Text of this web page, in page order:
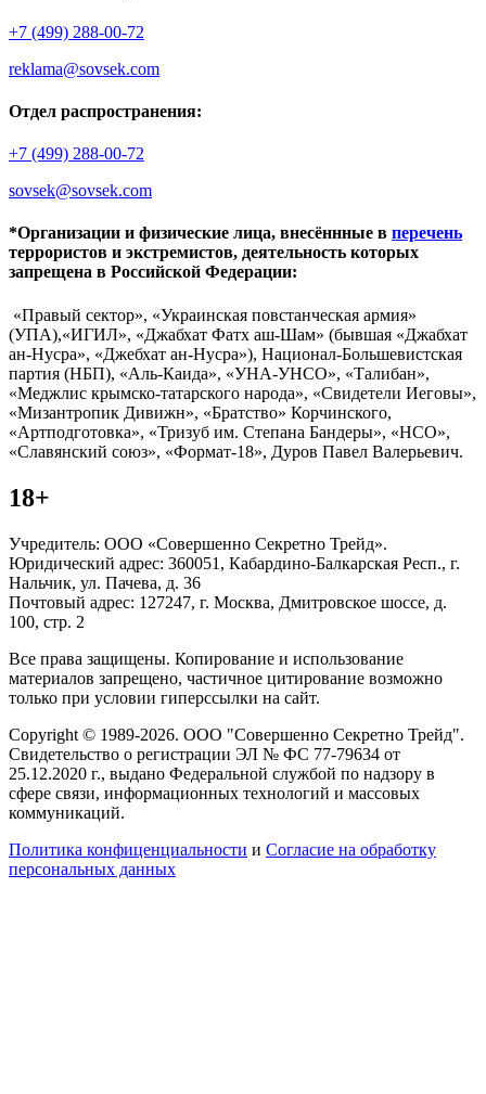
+7 (499) 288-00-72
reklama@sovsek.com
Отдел распространения:
+7 (499) 288-00-72
sovsek@sovsek.com
*Организации и физические лица, внесённные в перечень
террористов и экстремистов, деятельность которых
запрещена в Российской Федерации:
«Правый сектор», «Украинская повстанческая армия»
(УПА),«ИГИЛ», «Джабхат Фатх аш-Шам» (бывшая «Джабхат
ан-Нусра», «Джебхат ан-Нусра»), Национал-Большевистская
партия (НБП), «Аль-Каида», «УНА-УНСО», «Талибан»,
«Меджлис крымско-татарского народа», «Свидетели Иеговы»,
«Мизантропик Дивижн», «Братство» Корчинского,
«Артподготовка», «Тризуб им. Степана Бандеры», «НСО»,
«Славянский союз», «Формат-18», Дуров Павел Валерьевич.
18+
Учредитель: ООО «Совершенно Секретно Трейд».
Юридический адрес: 360051, Кабардино-Балкарская Респ., г.
Нальчик, ул. Пачева, д. 36
Почтовый адрес: 127247, г. Москва, Дмитровское шоссе, д.
100, стр. 2
Все права защищены. Копирование и использование
материалов запрещено, частичное цитирование возможно
только при условии гиперссылки на сайт.
Copyright © 1989-2026. ООО "Совершенно Секретно Трейд".
Свидетельство о регистрации ЭЛ № ФС 77-79634 от
25.12.2020 г., выдано Федеральной службой по надзору в
сфере связи, информационных технологий и массовых
коммуникаций.
Политика конфиценциальности и Согласие на обработку
персональных данных